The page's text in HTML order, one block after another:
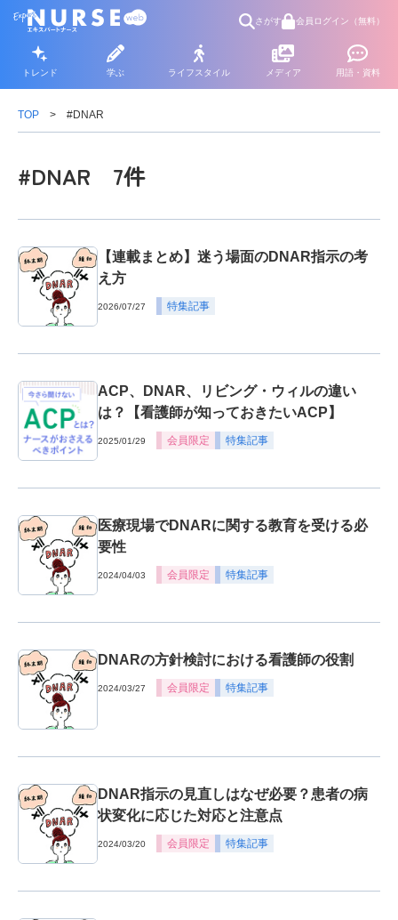
さがす 会員ログイン（無料）
トレンド 学ぶ ライフスタイル メディア 用語・資料
TOP #DNAR
#DNAR 7件
【連載まとめ】迷う場面のDNAR指示の考
え方
2026/07/27 特集記事
ACP、DNAR、リビング・ウィルの違い
は？【看護師が知っておきたいACP】
2025/01/29 会員限定 特集記事
医療現場でDNARに関する教育を受ける必
要性
2024/04/03 会員限定 特集記事
DNARの方針検討における看護師の役割
2024/03/27 会員限定 特集記事
DNAR指示の見直しはなぜ必要？患者の病
状変化に応じた対応と注意点
2024/03/20 会員限定 特集記事